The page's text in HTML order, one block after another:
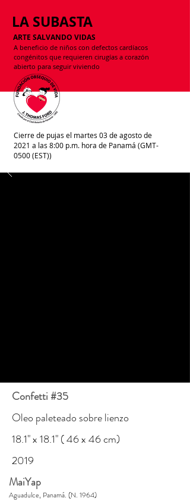
LA SUBASTA
ARTE SALVANDO VIDAS
A beneficio de niños con defectos cardíacos
congénitos que requieren cirugías a corazón
abierto para seguir viviendo
Cierre de pujas el martes 03 de agosto de
2021 a las 8:00 p.m. hora de Panamá (GMT-
0500 (EST))
Confetti #35
Oleo paleteado sobre lienzo
18.1" x 18.1" ( 46 x 46 cm)
2019
MaiYap
Aguadulce, Panamá. (N. 1964)